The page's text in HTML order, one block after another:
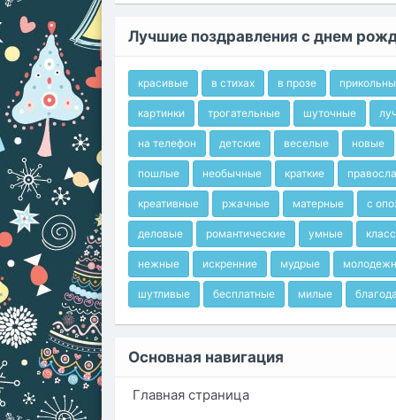
Лучшие поздравления с днем
красивые в стихах в прозе
картинки трогательные шуточные
на телефон детские веселые новые
пошлые необычные краткие
креативные ржачные матерные с
деловые романтические умные
нежные искренние мудрые
шутливые бесплатные милые
Основная навигация
Главная страница